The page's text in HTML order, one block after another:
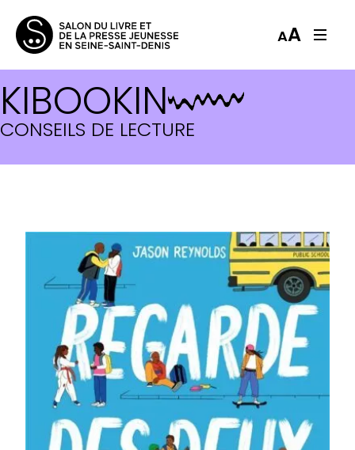
AA
KIBOOKIN
CONSEILS DE LECTURE